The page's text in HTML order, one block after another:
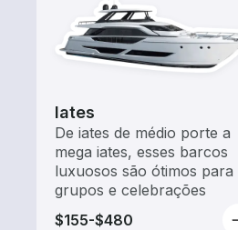
Iates
De iates de médio porte a
mega iates, esses barcos
luxuosos são ótimos para
grupos e celebrações
$155-$480